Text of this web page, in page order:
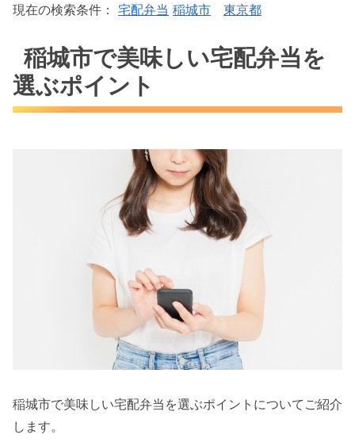
現在の検索条件： 宅配弁当 稲城市 東京都
稲城市で美味しい宅配弁当を
選ぶポイント
稲城市で美味しい宅配弁当を選ぶポイントについてご紹介
します。